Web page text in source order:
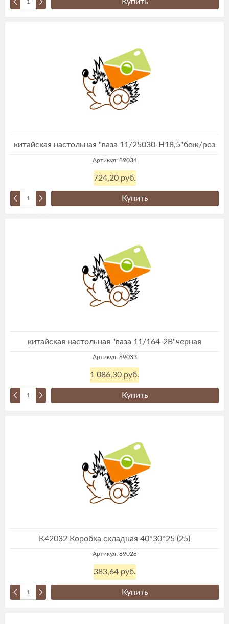
китайская настольная "ваза 11/25030-Н18,5"беж/роз
Артикул: 89034
724,20 руб.
Купить
китайская настольная "ваза 11/164-2В"черная
Артикул: 89033
1 086,30 руб.
Купить
К42032 Коробка складная 40*30*25 (25)
Артикул: 89028
383,64 руб.
Купить